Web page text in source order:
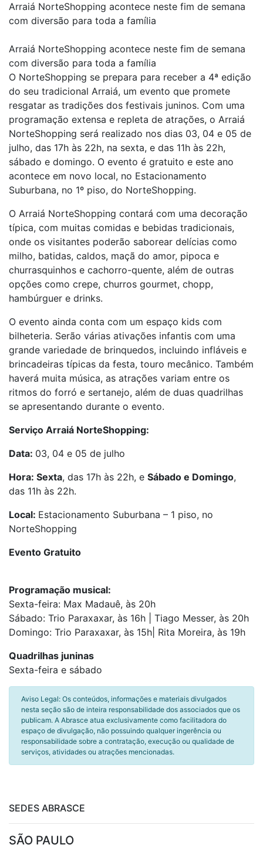
Arraiá NorteShopping acontece neste fim de semana
com diversão para toda a família
Arraiá NorteShopping acontece neste fim de semana
com diversão para toda a família
O NorteShopping se prepara para receber a 4ª edição
do seu tradicional Arraiá, um evento que promete
resgatar as tradições dos festivais juninos. Com uma
programação extensa e repleta de atrações, o Arraiá
NorteShopping será realizado nos dias 03, 04 e 05 de
julho, das 17h às 22h, na sexta, e das 11h às 22h,
sábado e domingo. O evento é gratuito e este ano
acontece em novo local, no Estacionamento
Suburbana, no 1º piso, do NorteShopping.
O Arraiá NorteShopping contará com uma decoração
típica, com muitas comidas e bebidas tradicionais,
onde os visitantes poderão saborear delícias como
milho, batidas, caldos, maçã do amor, pipoca e
churrasquinhos e cachorro-quente, além de outras
opções como crepe, churros gourmet, chopp,
hambúrguer e drinks.
O evento ainda conta com um espaço kids com
bilheteria. Serão várias ativações infantis com uma
grande variedade de brinquedos, incluindo infláveis e
brincadeiras típicas da festa, touro mecânico. Também
haverá muita música, as atrações variam entre os
ritmos do forró e sertanejo, além de duas quadrilhas
se apresentando durante o evento.
Serviço Arraiá NorteShopping:
Data: 03, 04 e 05 de julho
Hora: Sexta, das 17h às 22h, e Sábado e Domingo,
das 11h às 22h.
Local: Estacionamento Suburbana – 1 piso, no
NorteShopping
Evento Gratuito
Programação musical:
Sexta-feira: Max Madauê, às 20h
Sábado: Trio Paraxaxar, às 16h | Tiago Messer, às 20h
Domingo: Trio Paraxaxar, às 15h| Rita Moreira, às 19h
Quadrilhas juninas
Sexta-feira e sábado
Aviso Legal: Os conteúdos, informações e materiais divulgados
nesta seção são de inteira responsabilidade dos associados que os
publicam. A Abrasce atua exclusivamente como facilitadora do
espaço de divulgação, não possuindo qualquer ingerência ou
responsabilidade sobre a contratação, execução ou qualidade de
serviços, atividades ou atrações mencionadas.
SEDES ABRASCE
SÃO PAULO